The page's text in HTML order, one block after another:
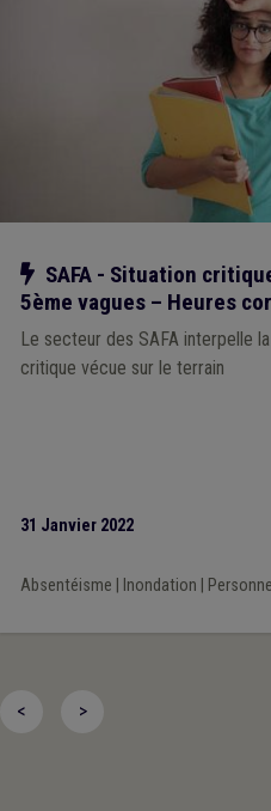
Notre action
SAFA - Situation
5ème vagues – Heures
Le secteur des SAFA interpelle
critique vécue sur le terrain
31 Janvier 2022
Absentéisme Inondation Personnel
< >